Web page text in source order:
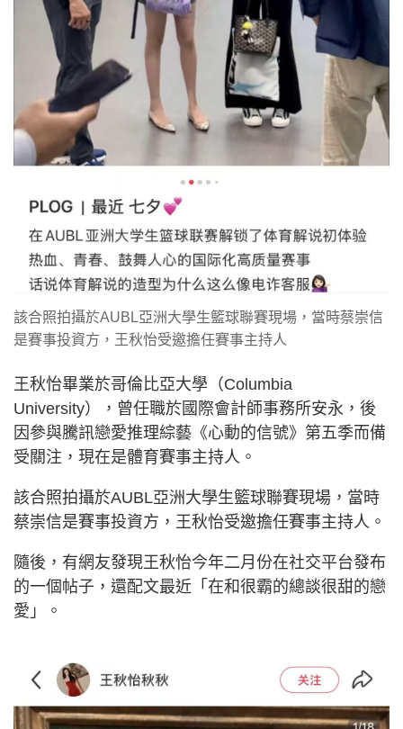
該合照拍攝於AUBL亞洲大學生籃球聯賽現場，當時蔡崇信
是賽事投資方，王秋怡受邀擔任賽事主持人
王秋怡畢業於哥倫比亞大學（Columbia
University），曾任職於國際會計師事務所安永，後
因參與騰訊戀愛推理綜藝《心動的信號》第五季而備
受關注，現在是體育賽事主持人。
該合照拍攝於AUBL亞洲大學生籃球聯賽現場，當時
蔡崇信是賽事投資方，王秋怡受邀擔任賽事主持人。
隨後，有網友發現王秋怡今年二月份在社交平台發布
的一個帖子，還配文最近「在和很霸的總談很甜的戀
愛」。